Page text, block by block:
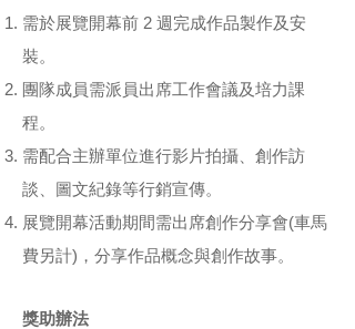
需於展覽開幕前 2 週完成作品製作及安
裝。
團隊成員需派員出席工作會議及培力課
程。
需配合主辦單位進行影片拍攝、創作訪
談、圖文紀錄等行銷宣傳。
展覽開幕活動期間需出席創作分享會(車馬
費另計)，分享作品概念與創作故事。
獎助辦法